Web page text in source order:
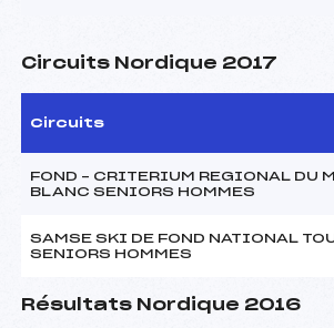
Circuits Nordique 2017
Circuits
FOND – CRITERIUM REGIONAL DU
BLANC SENIORS HOMMES
SAMSE SKI DE FOND NATIONAL
SENIORS HOMMES
Résultats Nordique 2016